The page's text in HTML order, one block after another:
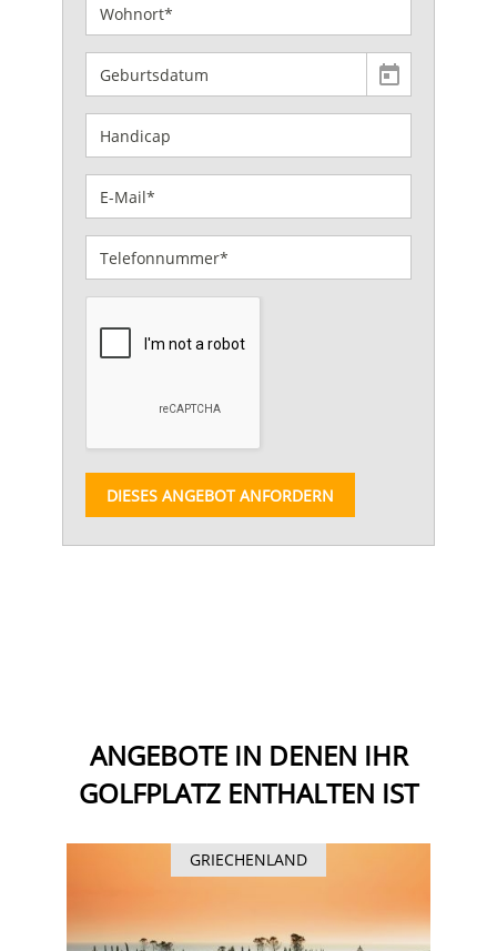
DIESES ANGEBOT ANFORDERN
ANGEBOTE IN DENEN IHR
GOLFPLATZ ENTHALTEN IST
GRIECHENLAND